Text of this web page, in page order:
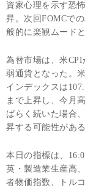
資家心理を示す恐
昇。次回FOMCで
般的に楽観ムードと
為替市場は、米
弱通貨となった。
インデックスは
まで上昇し、今月
ばらく続いた場合
昇する可能性があ
本日の指標は、
英・製造業生産高
者物価指数、トル